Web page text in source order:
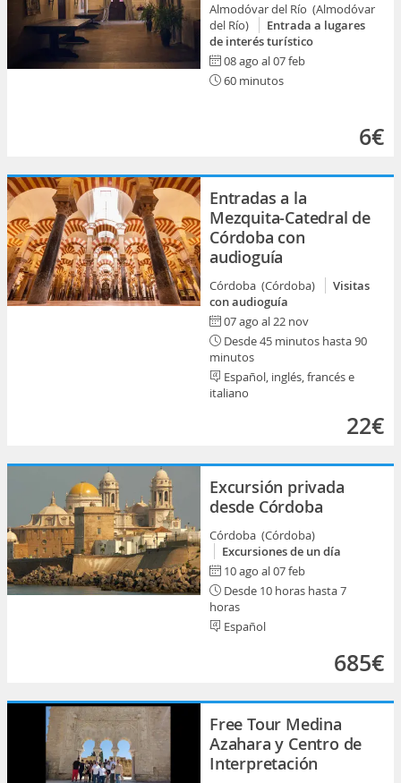
Almodóvar del Río (Almodóvar
del Río)
Entrada a lugares
de interés turístico
08 ago al 07 feb
60 minutos
6€
Entradas a la
Mezquita-Catedral de
Córdoba con
audioguía
Córdoba (Córdoba)
Visitas
con audioguía
07 ago al 22 nov
Desde 45 minutos hasta 90
minutos
Español, inglés, francés e
italiano
22€
Excursión privada
desde Córdoba
Córdoba (Córdoba)
Excursiones de un día
10 ago al 07 feb
Desde 10 horas hasta 7
horas
Español
685€
Free Tour Medina
Azahara y Centro de
Interpretación